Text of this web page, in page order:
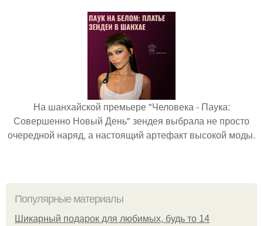
На шанхайской премьере "Человека - Паука:
Совершенно Новый День" зендея выбрала не просто
очередной наряд, а настоящий артефакт высокой моды.
Популярные материалы
Шикарный подарок для любимых, будь то 14